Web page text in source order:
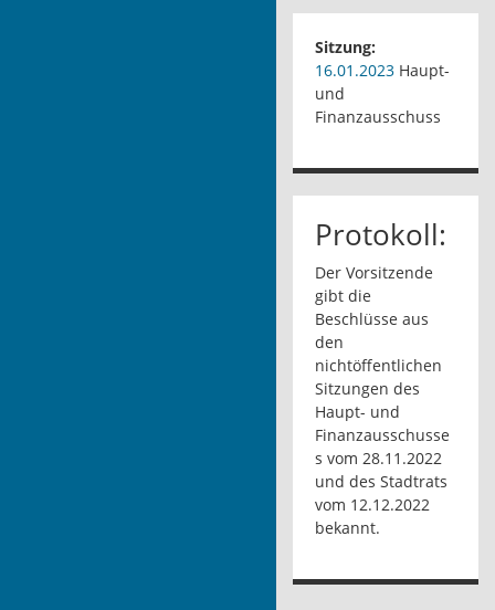
Sitzung:
16.01.2023 Haupt-
und
Finanzausschuss
Protokoll:
Der Vorsitzende
gibt die
Beschlüsse aus
den
nichtöffentlichen
Sitzungen des
Haupt- und
Finanzausschusse
s vom 28.11.2022
und des Stadtrats
vom 12.12.2022
bekannt.